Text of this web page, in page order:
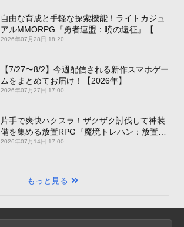
自由な育成と手軽な探索機能！ライトカジュ
アルMMORPG『勇者連盟：暁の遠征』【最
新作PICKUP】
2026年07月28日 18:20
【7/27〜8/2】今週配信される新作スマホゲー
ムをまとめてお届け！【2026年】
2026年07月27日 17:00
片手で爽快ハクスラ！ザクザク討伐して神装
備を集める放置RPG『魔境トレハン：放置で
神装備』【最新作PICKUP】
2026年07月14日 17:00
もっと見る